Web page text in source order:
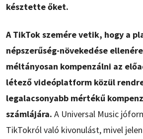
késztette őket.
A TikTok szemére vetik, hogy a
népszerűség-növekedése
méltányosan kompenzálni az
létező videóplatform közül
legalacsonyabb mértékű
számlájára. A Universal Music
TikTokról való kivonulást, mivel